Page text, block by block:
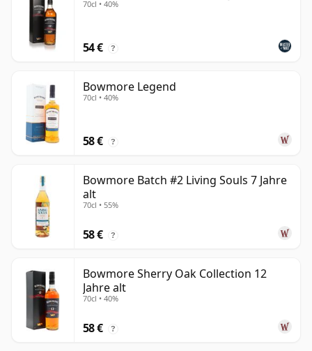
70cl • 40%
54 € ?
Bowmore Legend
70cl • 40%
58 € ?
Bowmore Batch #2 Living Souls 7 Jahre
alt
70cl • 55%
58 € ?
Bowmore Sherry Oak Collection 12
Jahre alt
70cl • 40%
58 € ?